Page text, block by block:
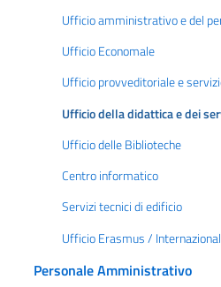
Ufficio amministrativo e del
Ufficio Economale
Ufficio provveditoriale e
Ufficio della didattica e dei
Ufficio delle Biblioteche
Centro informatico
Servizi tecnici di edificio
Ufficio Erasmus /
Personale Amministrativo